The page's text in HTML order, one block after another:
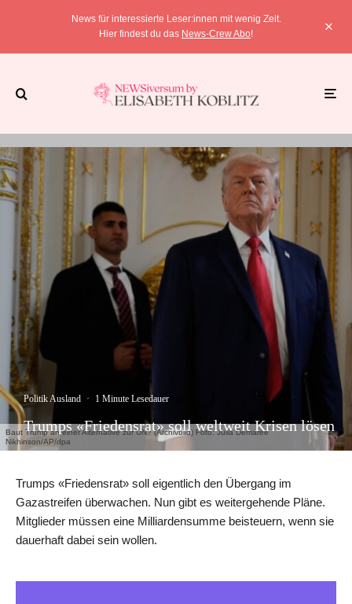
News für interessierte Leser:innen mit wenig Zeit.
Hier findest du das News-Crew Abo!
Baut Trump an einer Alternative zur UN? (Archivbild) Foto: Julia Demaree
Nikhinson/AP/dpa
Politik Ausland · 1 Minute Lesedauer
Trumps «Friedensrat» soll weltweit Krisen lösen
Trumps «Friedensrat» soll eigentlich den Übergang im
Gazastreifen überwachen. Nun gibt es weitergehende Pläne.
Mitglieder müssen eine Milliardensumme beisteuern, wenn sie
dauerhaft dabei sein wollen.